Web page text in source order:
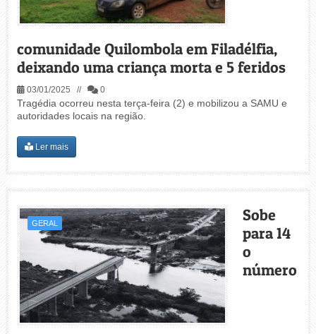
comunidade Quilombola em Filadélfia,
deixando uma criança morta e 5 feridos
03/01/2025 // 0
Tragédia ocorreu nesta terça-feira (2) e mobilizou a SAMU e
autoridades locais na região.
Ler mais
GERAL
Sobe
para 14
o
número